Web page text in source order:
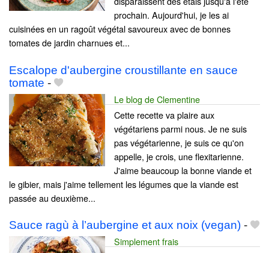
prochain. Aujourd'hui, je les ai
cuisinées en un ragoût végétal savoureux avec de bonnes
tomates de jardin charnues et...
Escalope d'aubergine croustillante en sauce
tomate -
Le blog de Clementine
Cette recette va plaire aux
végétariens parmi nous. Je ne suis
pas végétarienne, je suis ce qu'on
appelle, je crois, une flexitarienne.
J'aime beaucoup la bonne viande et
le gibier, mais j'aime tellement les légumes que la viande est
passée au deuxième...
Sauce ragù à l’aubergine et aux noix (vegan) -
Simplement frais